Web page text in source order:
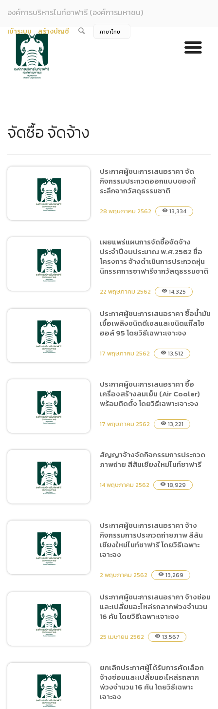
องค์การบริหารไนท์ซาฟารี (องค์การมหาชน)
เข้าระบบ สร้างบัญชี
จัดซื้อ จัดจ้าง
ประกาศผู้ชนะการเสนอราคา
จัดกิจกรรมประกวดออกแบบ
ของที่ระลึกจากวัสดุธรรมชาติ
ประกาศผู้ชนะการเสนอราคา จัด
กิจกรรมประกวดออกแบบของที่
ระลึกจากวัสดุธรรมชาติ
28 พฤษภาคม 2562 visibility 13,334
เผยแพร่แผนการจัดซื้อจัดจ้าง
ประจำปีงบประมาณ
พ.ศ.2562 ชื่อโครงการ จ้าง
ดำเนินการประกวดหุ่น
ธรรมชาติ
เผยแพร่แผนการจัดซื้อจัดจ้าง
ประจำปีงบประมาณ พ.ศ.2562 ชื่อ
โครงการ จ้างดำเนินการประกวดหุ่น
นิทรรศการซาฟารีจากวัสดุธรรมชาติ
22 พฤษภาคม 2562 visibility 14,325
ประกาศผู้ชนะการเสนอราคา
ซื้อน้ำมันเชื้อเพลิงชนิดดีเซล
และชนิดแก๊สโซฮอล์ 95 โดย
วิธีเฉพาะเจาะจง
ประกาศผู้ชนะการเสนอราคา ซื้อน้ำมัน
เชื้อเพลิงชนิดดีเซลและชนิดแก๊สโซ
ฮอล์ 95 โดยวิธีเฉพาะเจาะจง
17 พฤษภาคม 2562 visibility 13,512
ประกาศผู้ชนะการเสนอราคา
ซื้อเครื่องสร้างลมเย็น (Air
Cooler) พร้อมติดตั้ง โดยวิธี
เฉพาะเจาะจง
ประกาศผู้ชนะการเสนอราคา ซื้อ
เครื่องสร้างลมเย็น (Air Cooler)
พร้อมติดตั้ง โดยวิธีเฉพาะเจาะจง
17 พฤษภาคม 2562 visibility 13,221
สัญญาจ้างจัดกิจกรรมการ
ประกวดภาพถ่าย สีสันเชียง
ใหม่ไนท์ซาฟารี
สัญญาจ้างจัดกิจกรรมการประกวด
ภาพถ่าย สีสันเชียงใหม่ไนท์ซาฟารี
14 พฤษภาคม 2562 visibility 18,929
ประกาศผู้ชนะการเสนอราคา
จ้างกิจกรรมการประกวดถ่าย
ภาพ สีสันเชียงใหม่ไนท์ซาฟารี
โดยวิธีเฉพาะเจาะจง
ประกาศผู้ชนะการเสนอราคา จ้าง
กิจกรรมการประกวดถ่ายภาพ สีสัน
เชียงใหม่ไนท์ซาฟารี โดยวิธีเฉพาะ
เจาะจง
2 พฤษภาคม 2562 visibility 13,269
ประกาศผู้ชนะการเสนอราคา
จ้างซ่อมและเปลี่ยนอะไหล่รถ
ลากพ่วงจำนวน 16 คัน โดยวิธี
ประกาศผู้ชนะการเสนอราคา จ้างซ่อม
และเปลี่ยนอะไหล่รถลากพ่วงจำนวน
16 คัน โดยวิธีเฉพาะเจาะจง
25 เมษายน 2562 visibility 13,567
ยกเลิกประกาศผู้ได้รับการคัดเลือก
จ้างซ่อมและเปลี่ยนอะไหล่รถลาก
พ่วงจำนวน 16 คัน โดยวิธีเฉพาะ
เจาะจง